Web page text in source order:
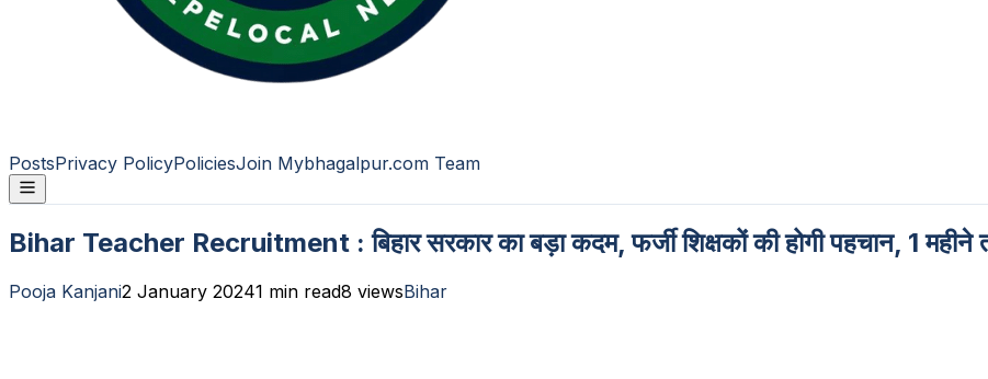
PostsPrivacy PolicyPoliciesJoin Mybhagalpur.com Team
Bihar Teacher Recruitment : बिहार सरकार का बड़ा कदम, फर्जी शिक्षकों की होगी पहचान, 1
Pooja Kanjani2 January 20241 min read8 viewsBihar